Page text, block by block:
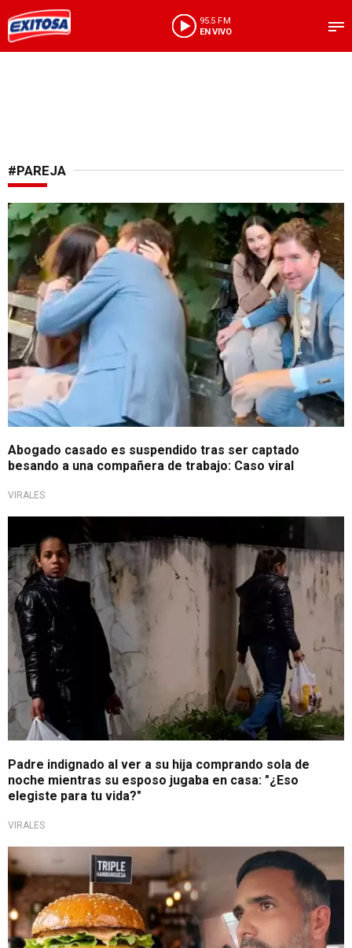
95.5 FM
EN VIVO
#PAREJA
Polémica escena
Abogado casado es suspendido tras ser captado
besando a una compañera de trabajo: Caso viral
VIRALES
Escena viral en TikTok
Padre indignado al ver a su hija comprando sola de
noche mientras su esposo jugaba en casa: "¿Eso
elegiste para tu vida?"
VIRALES
Debate en redes